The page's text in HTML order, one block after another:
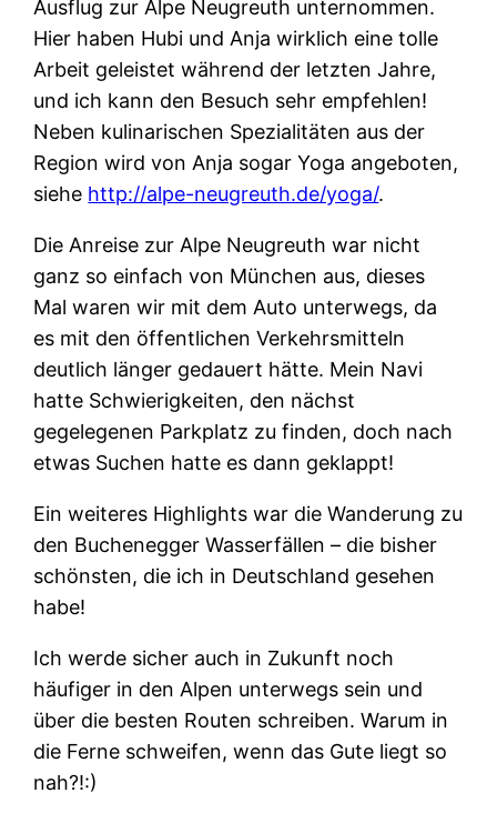
Ausflug zur Alpe Neugreuth unternommen.
Hier haben Hubi und Anja wirklich eine tolle
Arbeit geleistet während der letzten Jahre,
und ich kann den Besuch sehr empfehlen!
Neben kulinarischen Spezialitäten aus der
Region wird von Anja sogar Yoga angeboten,
siehe http://alpe-neugreuth.de/yoga/.
Die Anreise zur Alpe Neugreuth war nicht
ganz so einfach von München aus, dieses
Mal waren wir mit dem Auto unterwegs, da
es mit den öffentlichen Verkehrsmitteln
deutlich länger gedauert hätte. Mein Navi
hatte Schwierigkeiten, den nächst
gegelegenen Parkplatz zu finden, doch nach
etwas Suchen hatte es dann geklappt!
Ein weiteres Highlights war die Wanderung zu
den Buchenegger Wasserfällen – die bisher
schönsten, die ich in Deutschland gesehen
habe!
Ich werde sicher auch in Zukunft noch
häufiger in den Alpen unterwegs sein und
über die besten Routen schreiben. Warum in
die Ferne schweifen, wenn das Gute liegt so
nah?!:)